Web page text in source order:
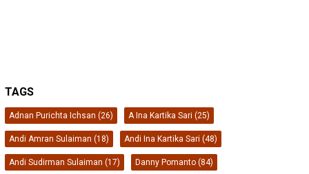
TAGS
Adnan Purichta Ichsan (26) A Ina Kartika Sari (25)
Andi Amran Sulaiman (18) Andi Ina Kartika Sari (48)
Andi Sudirman Sulaiman (17) Danny Pomanto (84)